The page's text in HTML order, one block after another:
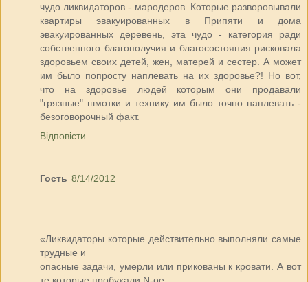
чудо ликвидаторов - мародеров. Которые разворовывали
квартиры эвакуированных в Припяти и дома
эвакуированных деревень, эта чудо - категория ради
собственного благополучия и благосостояния рисковала
здоровьем своих детей, жен, матерей и сестер. А может
им было попросту наплевать на их здоровье?! Но вот,
что на здоровье людей которым они продавали
"грязные" шмотки и технику им было точно наплевать -
безоговорочный факт.
Відповісти
Гость 8/14/2012
«Ликвидаторы которые действительно выполняли самые
трудные и
опасные задачи, умерли или прикованы к кровати. А вот